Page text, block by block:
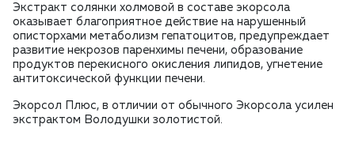
Экстракт солянки холмовой в составе экорсола
оказывает благоприятное действие на нарушенный
описторхами метаболизм гепатоцитов, предупреждает
развитие некрозов паренхимы печени, образование
продуктов перекисного окисления липидов, угнетение
антитоксической функции печени.
Экорсол Плюс, в отличии от обычного Экорсола усилен
экстрактом Володушки золотистой.